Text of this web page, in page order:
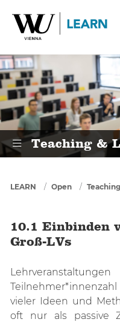
10.1
Teaching &
You are here
LEARN Open
10.1 Einbinden
Groß-LVs
vieler Ideen und
oft nur als passive